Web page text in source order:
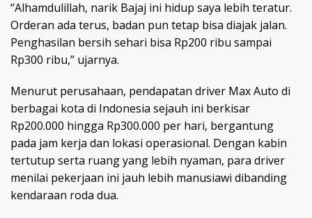
“Alhamdulillah, narik Bajaj ini hidup saya lebih teratur.
Orderan ada terus, badan pun tetap bisa diajak jalan.
Penghasilan bersih sehari bisa Rp200 ribu sampai
Rp300 ribu,” ujarnya.
Menurut perusahaan, pendapatan driver Max Auto di
berbagai kota di Indonesia sejauh ini berkisar
Rp200.000 hingga Rp300.000 per hari, bergantung
pada jam kerja dan lokasi operasional. Dengan kabin
tertutup serta ruang yang lebih nyaman, para driver
menilai pekerjaan ini jauh lebih manusiawi dibanding
kendaraan roda dua.